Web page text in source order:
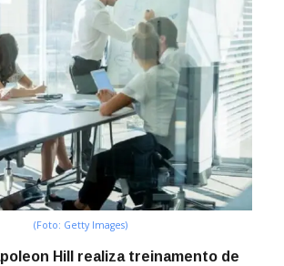
(Foto: Getty Images)
Hill realiza treinamento de